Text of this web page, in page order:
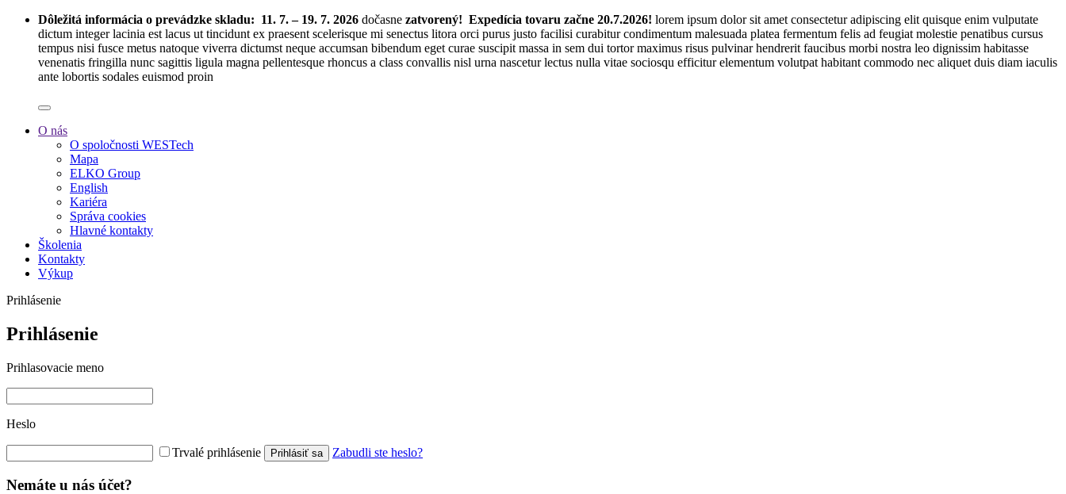
Dôležitá informácia o prevádzke skladu: 11. 7. – 19. 7. 2026 dočasne zatvorený! Expedícia tovaru začne 20.7.2026! lorem ipsum dolor sit amet consectetur adipiscing elit quisque enim vulputate
dictum integer lacinia est lacus ut tincidunt ex praesent scelerisque mi senectus litora orci purus justo facilisi curabitur condimentum malesuada platea fermentum felis ad feugiat molestie penatibus cursus
tempus nisi fusce metus natoque viverra dictumst neque accumsan bibendum eget curae suscipit massa in sem dui tortor maximus risus pulvinar hendrerit faucibus morbi nostra leo dignissim habitasse
venenatis fringilla nunc sagittis ligula magna pellentesque rhoncus a class convallis nisl urna nascetur lectus nulla vitae sociosqu efficitur elementum volutpat habitant commodo nec aliquet duis diam iaculis
ante lobortis sodales euismod proin
O nás
O spoločnosti WESTech
Mapa
ELKO Group
English
Kariéra
Správa cookies
Hlavné kontakty
Školenia
Kontakty
Výkup
Prihlásenie
Prihlásenie
Prihlasovacie meno
Heslo
Trvalé prihlásenie Prihlásiť sa Zabudli ste heslo?
Nemáte u nás účet?